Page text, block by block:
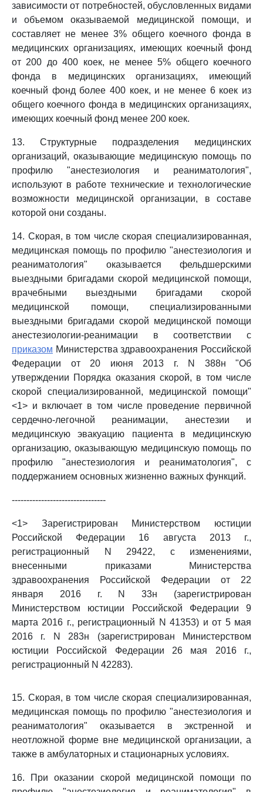
зависимости от потребностей, обусловленных видами
и объемом оказываемой медицинской помощи, и
составляет не менее 3% общего коечного фонда в
медицинских организациях, имеющих коечный фонд
от 200 до 400 коек, не менее 5% общего коечного
фонда в медицинских организациях, имеющий
коечный фонд более 400 коек, и не менее 6 коек из
общего коечного фонда в медицинских организациях,
имеющих коечный фонд менее 200 коек.
13. Структурные подразделения медицинских
организаций, оказывающие медицинскую помощь по
профилю "анестезиология и реаниматология",
используют в работе технические и технологические
возможности медицинской организации, в составе
которой они созданы.
14. Скорая, в том числе скорая специализированная,
медицинская помощь по профилю "анестезиология и
реаниматология" оказывается фельдшерскими
выездными бригадами скорой медицинской помощи,
врачебными выездными бригадами скорой
медицинской помощи, специализированными
выездными бригадами скорой медицинской помощи
анестезиологии-реанимации в соответствии с
приказом Министерства здравоохранения Российской
Федерации от 20 июня 2013 г. N 388н "Об
утверждении Порядка оказания скорой, в том числе
скорой специализированной, медицинской помощи"
<1> и включает в том числе проведение первичной
сердечно-легочной реанимации, анестезии и
медицинскую эвакуацию пациента в медицинскую
организацию, оказывающую медицинскую помощь по
профилю "анестезиология и реаниматология", с
поддержанием основных жизненно важных функций.
--------------------------------
<1> Зарегистрирован Министерством юстиции
Российской Федерации 16 августа 2013 г.,
регистрационный N 29422, с изменениями,
внесенными приказами Министерства
здравоохранения Российской Федерации от 22
января 2016 г. N 33н (зарегистрирован
Министерством юстиции Российской Федерации 9
марта 2016 г., регистрационный N 41353) и от 5 мая
2016 г. N 283н (зарегистрирован Министерством
юстиции Российской Федерации 26 мая 2016 г.,
регистрационный N 42283).
15. Скорая, в том числе скорая специализированная,
медицинская помощь по профилю "анестезиология и
реаниматология" оказывается в экстренной и
неотложной форме вне медицинской организации, а
также в амбулаторных и стационарных условиях.
16. При оказании скорой медицинской помощи по